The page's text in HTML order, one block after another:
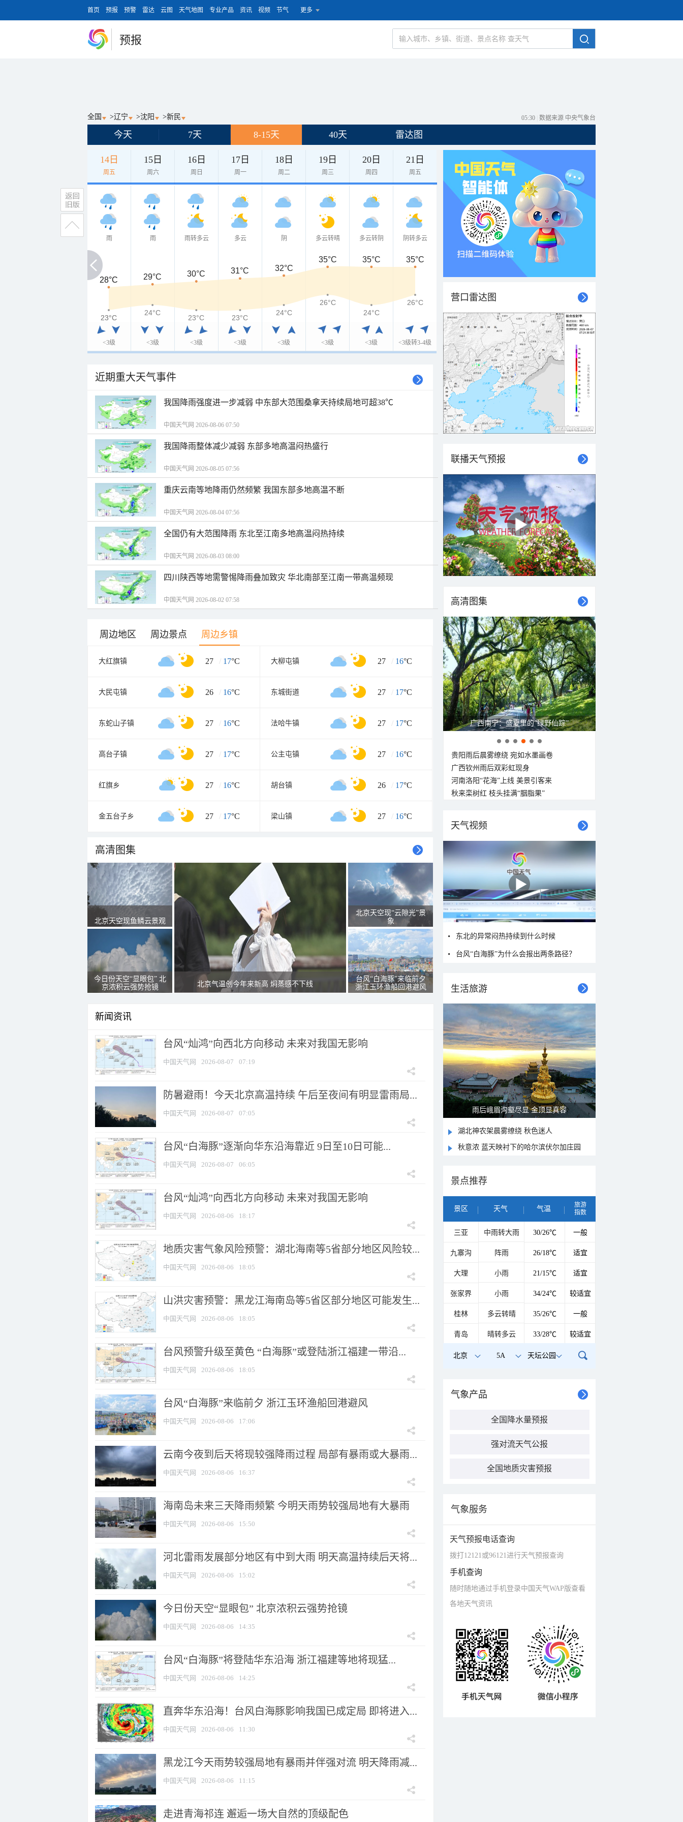
首页 预报 预警 雷达 云图 天气地图 专业产品 资讯 视频 节气 更多
预报
全国 >辽宁 >沈阳 >新民 05:30 数据来源 中央气象台
今天 7天 8-15天 40天 雷达图
14日
周五
15日
周六
16日
周日
17日
周一
18日
周二
19日
周三
20日
周四
21日
周五
雨
<3级
雨
<3级
雨转多云
<3级
多云
<3级
阴
<3级
多云转晴
<3级
多云转阴
<3级
阴转多云
<3级转3-4级
28°C
28°C 29°C 30°C 31°C 32°C
35°C 35°C 35°C
23°C
23°C
24°C
23°C 23°C
24°C
26°C
24°C
26°C
近期重大天气事件
我国降雨强度进一步减弱 中东部大范围桑拿天持续局地可超38℃
中国天气网 2026-08-06 07:50
我国降雨整体减少减弱 东部多地高温闷热盛行
中国天气网 2026-08-05 07:56
重庆云南等地降雨仍然频繁 我国东部多地高温不断
中国天气网 2026-08-04 07:56
全国仍有大范围降雨 东北至江南多地高温闷热持续
中国天气网 2026-08-03 08:00
四川陕西等地需警惕降雨叠加致灾 华北南部至江南一带高温频现
中国天气网 2026-08-02 07:58
周边地区 周边景点 周边乡镇
大红旗镇 27 / 17°C 大柳屯镇 27 / 16°C
大民屯镇 26 / 16°C 东城街道 27 / 17°C
东蛇山子镇 27 / 16°C 法哈牛镇 27 / 17°C
高台子镇 27 / 17°C 公主屯镇 27 / 16°C
红旗乡 27 / 16°C 胡台镇 26 / 17°C
金五台子乡 27 / 17°C 梁山镇 27 / 16°C
高清图集
北京天空现鱼鳞云景观
今日份天空“显眼包” 北
京浓积云强势抢镜
北京气温创今年来新高 焖蒸感不下线
北京天空现“云隙光”景
象
台风“白海豚”来临前夕
浙江玉环渔船回港避风
新闻资讯
台风“灿鸿”向西北方向移动 未来对我国无影响
中国天气网 2026-08-07 07:19
防暑避雨！今天北京高温持续 午后至夜间有明显雷雨局...
中国天气网 2026-08-07 07:05
台风“白海豚”逐渐向华东沿海靠近 9日至10日可能...
中国天气网 2026-08-07 06:05
台风“灿鸿”向西北方向移动 未来对我国无影响
中国天气网 2026-08-06 18:17
地质灾害气象风险预警：湖北海南等5省部分地区风险较...
中国天气网 2026-08-06 18:05
山洪灾害预警：黑龙江海南岛等5省区部分地区可能发生...
中国天气网 2026-08-06 18:05
台风预警升级至黄色 “白海豚”或登陆浙江福建一带沿...
中国天气网 2026-08-06 18:05
台风“白海豚”来临前夕 浙江玉环渔船回港避风
中国天气网 2026-08-06 17:06
云南今夜到后天将现较强降雨过程 局部有暴雨或大暴雨...
中国天气网 2026-08-06 16:37
海南岛未来三天降雨频繁 今明天雨势较强局地有大暴雨
中国天气网 2026-08-06 15:50
河北雷雨发展部分地区有中到大雨 明天高温持续后天将...
中国天气网 2026-08-06 15:02
今日份天空“显眼包” 北京浓积云强势抢镜
中国天气网 2026-08-06 14:35
台风“白海豚”将登陆华东沿海 浙江福建等地将现猛...
中国天气网 2026-08-06 14:25
直奔华东沿海！台风白海豚影响我国已成定局 即将进入...
中国天气网 2026-08-06 11:30
黑龙江今天雨势较强局地有暴雨并伴强对流 明天降雨减...
中国天气网 2026-08-06 11:15
走进青海祁连 邂逅一场大自然的顶级配色
营口雷达图
联播天气预报
高清图集
广西南宁：盛夏里的“绿野仙踪”
贵阳雨后晨雾缭绕 宛如水墨画卷
广西钦州雨后双彩虹现身
河南洛阳“花海”上线 美景引客来
秋来栾树红 枝头挂满“胭脂果”
天气视频
东北的异常闷热持续到什么时候
台风“白海豚”为什么会报出两条路径？
生活旅游
雨后峨眉沟壑尽显 金顶显真容
湖北神农架晨雾缭绕 秋色迷人
秋意浓 蓝天映衬下的哈尔滨伏尔加庄园
景点推荐
景区 天气 气温
旅游
指数
三亚 中雨转大雨 30/26℃ 一般
九寨沟 阵雨 26/18℃ 适宜
大理 小雨 21/15℃ 适宜
张家界 小雨 34/24℃ 较适宜
桂林 多云转晴 35/26℃ 一般
青岛 晴转多云 33/28℃ 较适宜
北京 5A 天坛公园
气象产品
全国降水量预报
强对流天气公报
全国地质灾害预报
气象服务
天气预报电话查询
拨打12121或96121进行天气预报查询
手机查询
随时随地通过手机登录中国天气WAP版查看
各地天气资讯